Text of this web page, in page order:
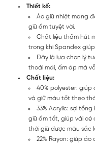
Thiết kế:
Áo giữ nhiệt mang
giữ ấm tuyệt vời.
Chất liệu thấm hút
trong khi Spandex
Đây là lựa chọn lý
thoải mái, ấm áp mà
Chất liệu:
40% polyester:
và giữ màu tốt theo
33% Acrylic: sợi
giữ ấm tốt, giúp vải có
thời giữ được màu sắc
22% Rayon: giúp